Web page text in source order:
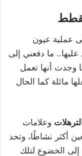
عملية عيون
ما دفعني إلى
وجدت أنها تعمل
مائلة كما الحال
وعلامات
أكثر نشاطًا، وتحد
الخضوع لتلك